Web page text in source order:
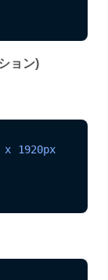
ョン)
x 1920px